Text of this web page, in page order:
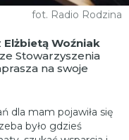
fot. Radio Rodzina
Elżbietą Woźniak
ze Stowarzyszenia
na swoje
dla mam pojawiła się
było gdzieś